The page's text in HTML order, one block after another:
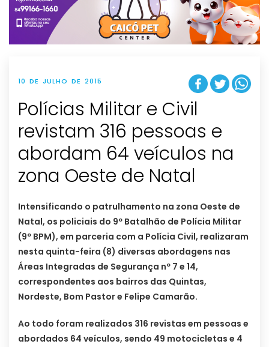
t
i
o
n
10 DE JULHO DE 2015
Polícias Militar e Civil
revistam 316 pessoas e
abordam 64 veículos na
zona Oeste de Natal
Intensificando o patrulhamento na zona Oeste de
Natal, os policiais do 9º Batalhão de Polícia Militar
(9º BPM), em parceria com a Polícia Civil, realizaram
nesta quinta-feira (8) diversas abordagens nas
Áreas Integradas de Segurança nº 7 e 14,
correspondentes aos bairros das Quintas,
Nordeste, Bom Pastor e Felipe Camarão.
Ao todo foram realizados 316 revistas em pessoas e
abordados 64 veículos, sendo 49 motocicletas e 4